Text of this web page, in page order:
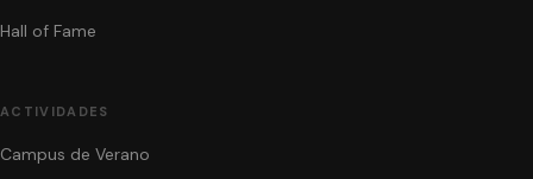
Hall of Fame
ACTIVIDADES
Campus de Verano